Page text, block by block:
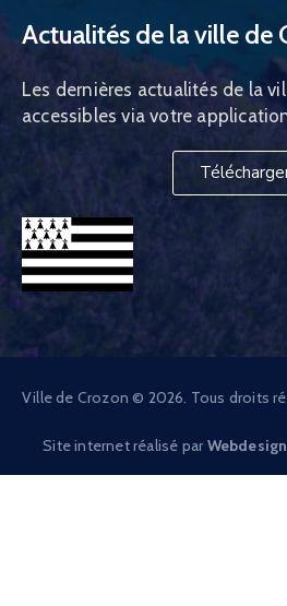
Actualités de la ville de
Les dernières actualités de la
accessibles via votre
Ville de Crozon © 2026. Tous droits
Site internet réalisé par